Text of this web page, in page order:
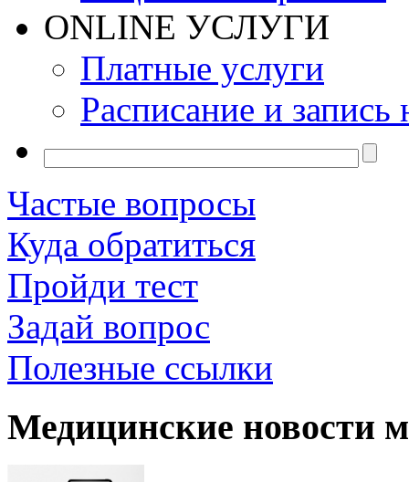
ONLINE УСЛУГИ
Платные услуги
Расписание и запись
Частые вопросы
Куда обратиться
Пройди тест
Задай вопрос
Полезные ссылки
Медицинские новости